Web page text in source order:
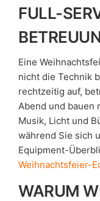
FULL-
Eine
nicht die Technik
rechtzeitig auf,
Abend und bauen
Musik, Licht und
während Sie sich
Equipment-
Weihnachtsfeier-
WARUM